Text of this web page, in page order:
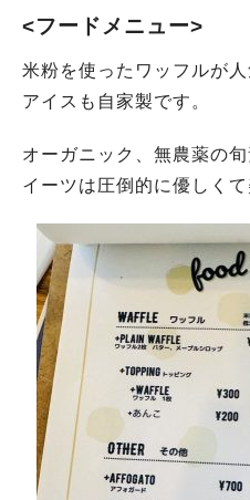
<フードメニュー>
米粉を使ったワッフルが
アイスも自家製です。
オーガニック、無農薬の
イーツは圧倒的に優しく